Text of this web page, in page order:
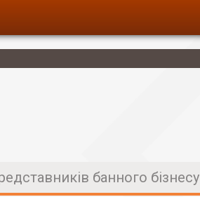
банного бізнесу